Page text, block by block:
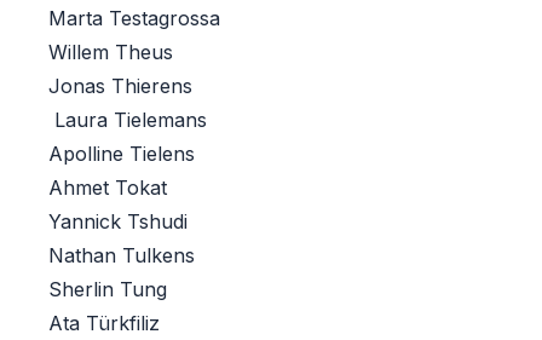
Marta Testagrossa
Willem Theus
Jonas Thierens
Laura Tielemans
Apolline Tielens
Ahmet Tokat
Yannick Tshudi
Nathan Tulkens
Sherlin Tung
Ata Türkfiliz